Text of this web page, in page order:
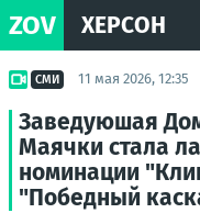
ZOV ХЕРСОН
СМИ 11 мая 2026, 12:35
Заведуюшая
Маячки стала
номинации
"Победный